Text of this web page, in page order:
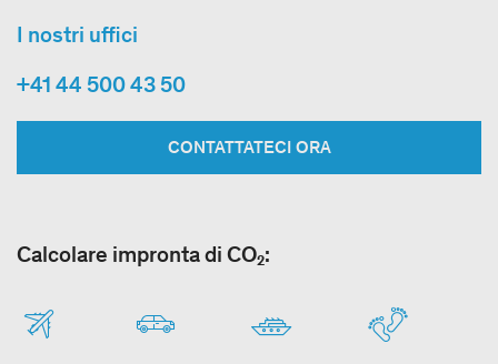
I nostri uffici
+41 44 500 43 50
CONTATTATECI ORA
Calcolare impronta di CO₂: